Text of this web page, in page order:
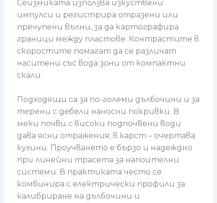
Сеизмиката използва изкуствени
импулси и регистрира отразени или
пречупени вълни, за да картографира
граници между пластове. Контрастите в
скоростите помагат да се различат
наситени със вода зони от компактни
скали.
Подходящи са за по-големи дълбочини и за
терени с дебели наносни покривки. В
меки почви с високи подпочвени води
дава ясни отражения; в карст – очертава
кухини. Проучването е бързо и надеждно
при линейни трасета за напоителни
системи. В практиката често се
комбинира с електрически профили за
калибриране на дълбочини и